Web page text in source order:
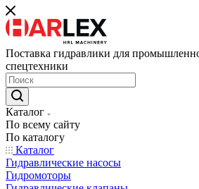
Поставка гидравлики для
спецтехники
Каталог
По всему сайту
По каталогу
Каталог
Гидравлические насосы
Гидромоторы